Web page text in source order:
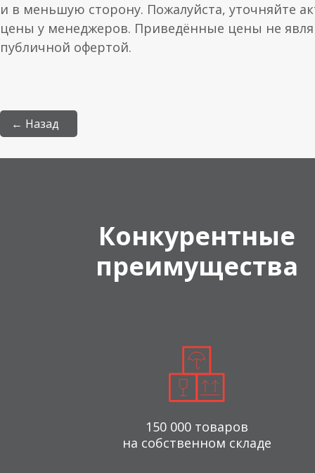
и в меньшую сторону. Пожалуйста, уточняйте
цены у менеджеров. Приведённые цены не
публичной офертой.
← Назад
Конкурентные
преимущества
150 000 товаров
на собственном складе